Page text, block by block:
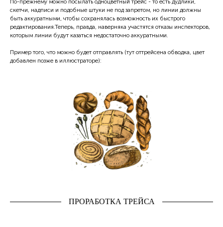
По-прежнему можно посылать одноцветный трейс - то есть дудлики,
скетчи, надписи и подобные штуки не под запретом, но линии должны
быть аккуратными, чтобы сохранялась возможность их быстрого
редактирования.Теперь, правда, наверняка участятся отказы инспекторов,
которым линии будут казаться недостаточно аккуратными.
Пример того, что можно будет отправлять (тут оттрейсена обводка, цвет
добавлен позже в иллюстраторе):
ПРОРАБОТКА ТРЕЙСА